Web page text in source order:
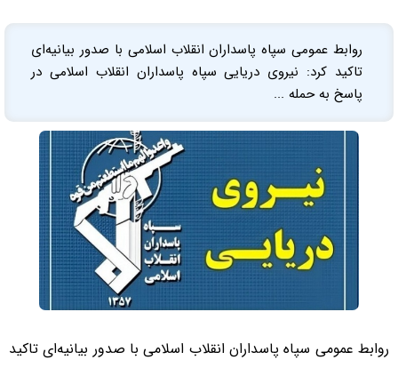
روابط عمومی سپاه پاسداران انقلاب اسلامی با صدور بیانیه‌ای
تاکید کرد: نیروی دریایی سپاه پاسداران انقلاب اسلامی در
پاسخ به حمله ...
روابط عمومی سپاه پاسداران انقلاب اسلامی با صدور بیانیه‌ای تاکید